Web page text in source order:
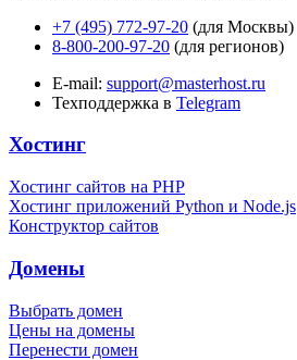
+7 (495) 772-97-20 (для Москвы)
8-800-200-97-20 (для регионов)
E-mail: support@masterhost.ru
Техподдержка в Telegram
Хостинг
Хостинг сайтов на PHP
Хостинг приложений Python и Node.js
Конструктор сайтов
Домены
Выбрать домен
Цены на домены
Перенести домен